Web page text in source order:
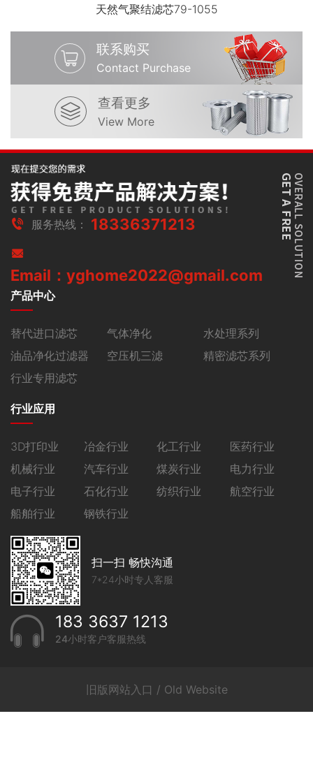
天然气聚结滤芯79-1055
联系购买
Contact Purchase
查看更多
View More
服务热线： 18336371213
Email：yghome2022@gmail.com
产品中心
替代进口滤芯 气体净化
水处理系列
油品净化过滤器
空压机三滤
精密滤芯系列
行业专用滤芯
行业应用
3D打印业 冶金行业 化工行业
医药行业
机械行业
汽车行业 煤炭行业
电力行业
电子行业
石化行业 纺织行业
航空行业
船舶行业
钢铁行业
扫一扫 畅快沟通
7*24小时专人客服
183 3637 1213
24小时客户客服热线
旧版网站入口 / Old Website